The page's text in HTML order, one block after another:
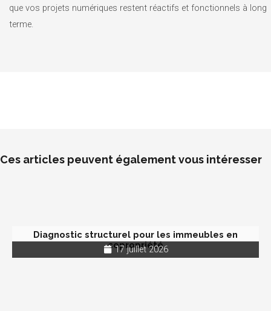
que vos projets numériques restent réactifs et fonctionnels à long
terme.
Ces articles peuvent également vous intéresser
Diagnostic structurel pour les immeubles en
copropriété
17 juillet 2026